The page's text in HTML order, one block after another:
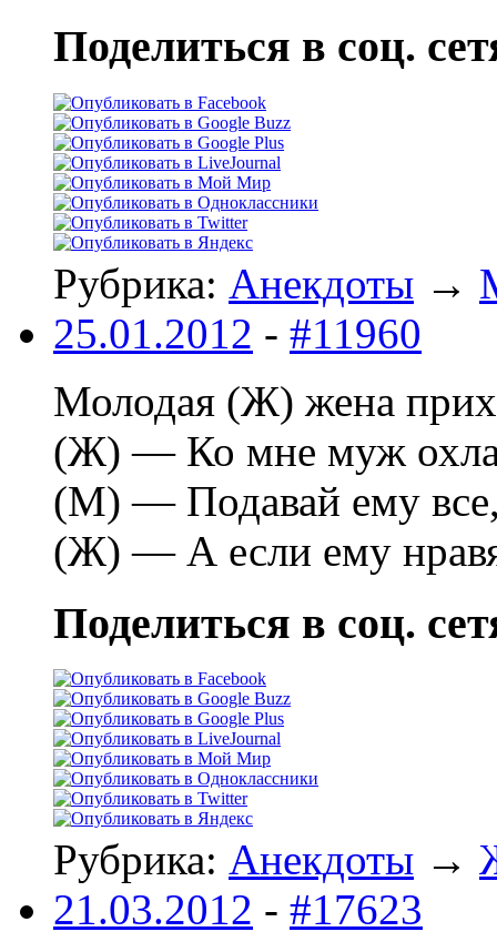
Поделиться в соц.
Рубрика: Анекдоты →
25.01.2012 - #11960
Молодая (Ж) жена
(Ж) — Ко мне муж
(М) — Подавай ему все,
(Ж) — А если ему
Поделиться в соц.
Рубрика: Анекдоты →
21.03.2012 - #17623